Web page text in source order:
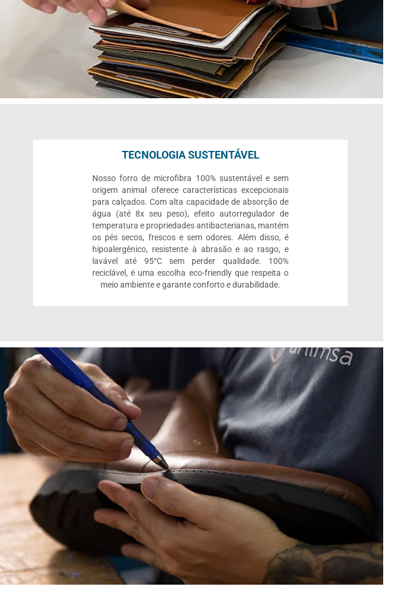
TECNOLOGIA SUSTENTÁVEL
Nosso forro de microfibra 100% sustentável e sem
origem animal oferece características excepcionais
para calçados. Com alta capacidade de absorção de
água (até 8x seu peso), efeito autorregulador de
temperatura e propriedades antibacterianas, mantém
os pés secos, frescos e sem odores. Além disso, é
hipoalergênico, resistente à abrasão e ao rasgo, e
lavável até 95°C sem perder qualidade. 100%
reciclável, é uma escolha eco-friendly que respeita o
meio ambiente e garante conforto e durabilidade.